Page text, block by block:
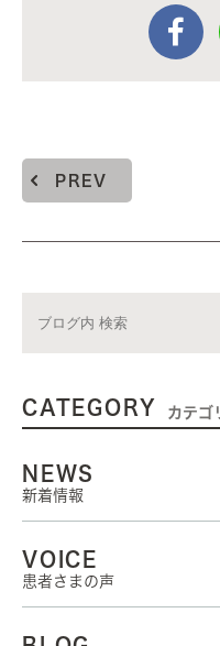
PREV
CATEGORY カテゴ
NEWS
新着情報
VOICE
患者さまの声